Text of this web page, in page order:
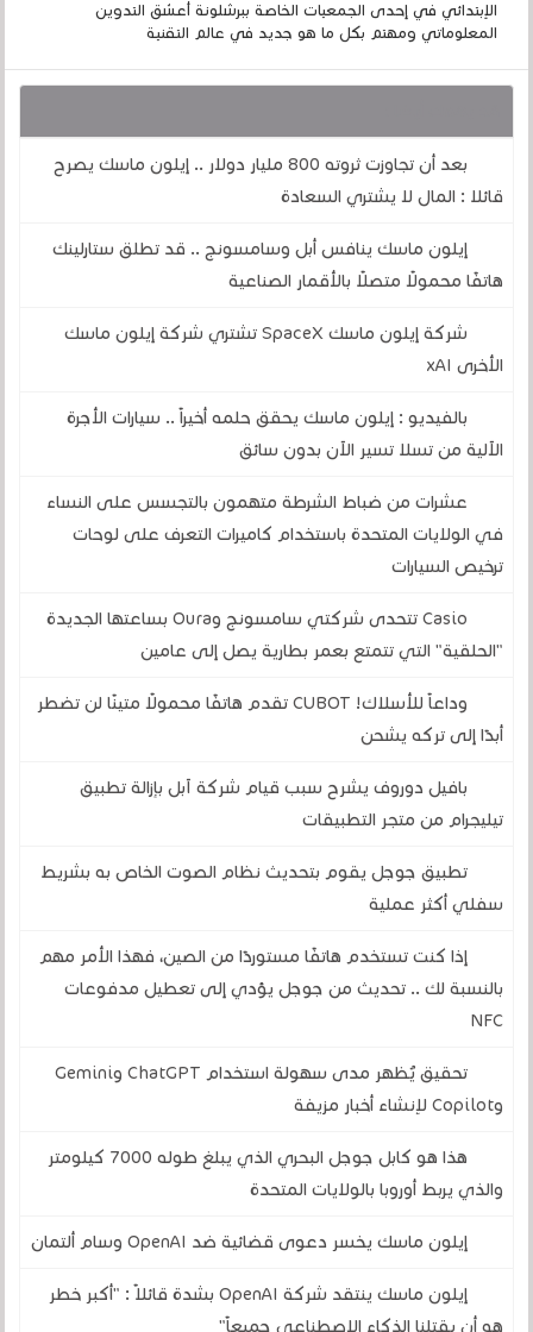
الإبتدائي في إحدى الجمعيات الخاصة ببرشلونة أعشق التدوين
المعلوماتي ومهتم بكل ما هو جديد في عالم التقنية
بعد أن تجاوزت ثروته 800 مليار دولار .. إيلون ماسك يصرح
قائلا : المال لا يشتري السعادة
إيلون ماسك ينافس أبل وسامسونج .. قد تطلق ستارلينك
هاتفًا محمولًا متصلًا بالأقمار الصناعية
شركة إيلون ماسك SpaceX تشتري شركة إيلون ماسك
الأخرى xAI
بالفيديو : إيلون ماسك يحقق حلمه أخيراً .. سيارات الأجرة
الآلية من تسلا تسير الآن بدون سائق
عشرات من ضباط الشرطة متهمون بالتجسس على النساء
في الولايات المتحدة باستخدام كاميرات التعرف على لوحات
ترخيص السيارات
Casio تتحدى شركتي سامسونج وOura بساعتها الجديدة
"الحلقية" التي تتمتع بعمر بطارية يصل إلى عامين
وداعاً للأسلاك! CUBOT تقدم هاتفًا محمولًا متينًا لن تضطر
أبدًا إلى تركه يشحن
بافيل دوروف يشرح سبب قيام شركة آبل بإزالة تطبيق
تيليجرام من متجر التطبيقات
تطبيق جوجل يقوم بتحديث نظام الصوت الخاص به بشريط
سفلي أكثر عملية
إذا كنت تستخدم هاتفًا مستوردًا من الصين، فهذا الأمر مهم
بالنسبة لك .. تحديث من جوجل يؤدي إلى تعطيل مدفوعات
NFC
تحقيق يُظهر مدى سهولة استخدام ChatGPT وGemini
وCopilot لإنشاء أخبار مزيفة
هذا هو كابل جوجل البحري الذي يبلغ طوله 7000 كيلومتر
والذي يربط أوروبا بالولايات المتحدة
إيلون ماسك يخسر دعوى قضائية ضد OpenAI وسام ألتمان
إيلون ماسك ينتقد شركة OpenAI بشدة قائلاً : "أكبر خطر
هو أن يقتلنا الذكاء الاصطناعي جميعاً"